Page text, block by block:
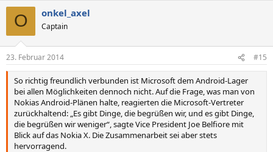
O onkel_axel
Captain
23. Februar 2014 #15
So richtig freundlich verbunden ist Microsoft dem Android-Lager
bei allen Möglichkeiten dennoch nicht. Auf die Frage, was man von
Nokias Android-Plänen halte, reagierten die Microsoft-Vertreter
zurückhaltend: „Es gibt Dinge, die begrüßen wir, und es gibt Dinge,
die begrüßen wir weniger“, sagte Vice President Joe Belfiore mit
Blick auf das Nokia X. Die Zusammenarbeit sei aber stets
hervorragend.